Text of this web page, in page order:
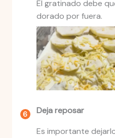
El gratinado debe
dorado por fuera.
Deja reposar
Es importante